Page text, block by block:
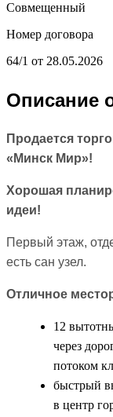
Совмещенный
Номер договора
64/1 от 28.05.2026
Описание
Продается
«Минск Мир»!
Хорошая
идеи!
Первый этаж,
есть сан узел.
Отличное
12
через
потоком
быстрый
в центр